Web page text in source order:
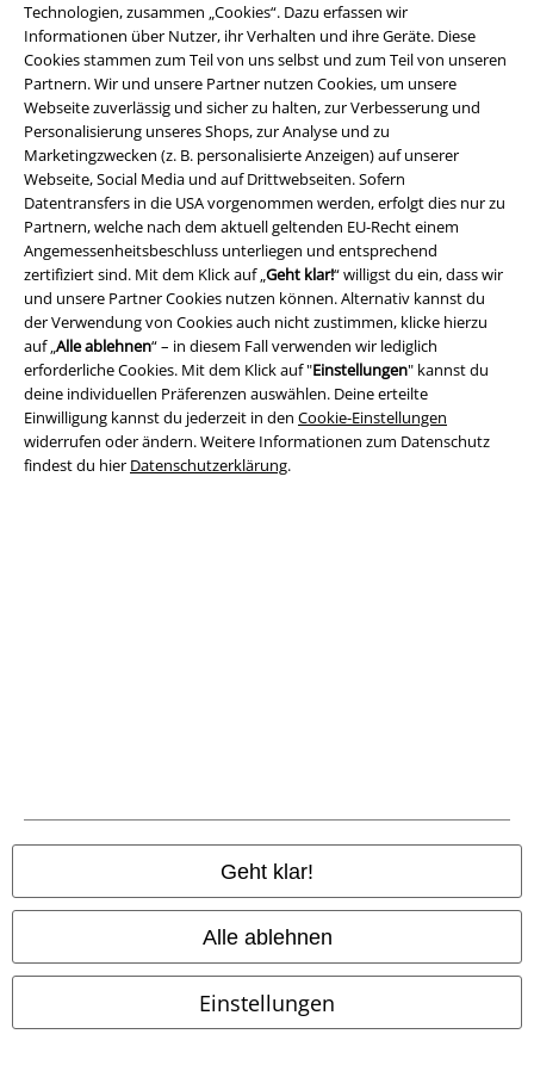
Technologien, zusammen „Cookies“. Dazu erfassen wir
Informationen über Nutzer, ihr Verhalten und ihre Geräte. Diese
Cookies stammen zum Teil von uns selbst und zum Teil von unseren
Partnern. Wir und unsere Partner nutzen Cookies, um unsere
Webseite zuverlässig und sicher zu halten, zur Verbesserung und
Personalisierung unseres Shops, zur Analyse und zu
Marketingzwecken (z. B. personalisierte Anzeigen) auf unserer
Webseite, Social Media und auf Drittwebseiten. Sofern
Datentransfers in die USA vorgenommen werden, erfolgt dies nur zu
Partnern, welche nach dem aktuell geltenden EU-Recht einem
Angemessenheitsbeschluss unterliegen und entsprechend
zertifiziert sind. Mit dem Klick auf „Geht klar!“ willigst du ein, dass wir
und unsere Partner Cookies nutzen können. Alternativ kannst du
der Verwendung von Cookies auch nicht zustimmen, klicke hierzu
auf „Alle ablehnen“ – in diesem Fall verwenden wir lediglich
erforderliche Cookies. Mit dem Klick auf "Einstellungen" kannst du
deine individuellen Präferenzen auswählen. Deine erteilte
Einwilligung kannst du jederzeit in den Cookie-Einstellungen
widerrufen oder ändern. Weitere Informationen zum Datenschutz
findest du hier Datenschutzerklärung.
Geht klar!
Alle ablehnen
Einstellungen
EMP Gutscheine bestellen
EMP Backstage Club
Studentenrabatt
Über EMP
EMP Events
Partnerprogramm
EMP Stores
Nachhaltigkeit